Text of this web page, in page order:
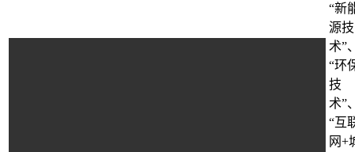
“新
源技
术”
“环
技
术”
“互
网+